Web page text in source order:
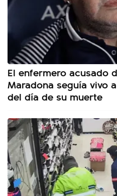
El enfermero acusado
Maradona seguía vivo
del día de su muerte